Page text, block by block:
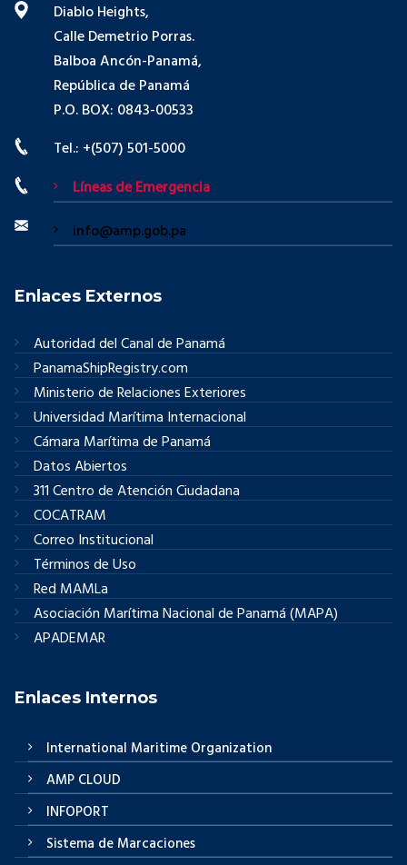
Diablo Heights,
Calle Demetrio Porras.
Balboa Ancón-Panamá,
República de Panamá
P.O. BOX: 0843-00533
Tel.: +(507) 501-5000
Líneas de Emergencia
info@amp.gob.pa
Enlaces Externos
Autoridad del Canal de Panamá
PanamaShipRegistry.com
Ministerio de Relaciones Exteriores
Universidad Marítima Internacional
Cámara Marítima de Panamá
Datos Abiertos
311 Centro de Atención Ciudadana
COCATRAM
Correo Institucional
Términos de Uso
Red MAMLa
Asociación Marítima Nacional de Panamá (MAPA)
APADEMAR
Enlaces Internos
International Maritime Organization
AMP CLOUD
INFOPORT
Sistema de Marcaciones